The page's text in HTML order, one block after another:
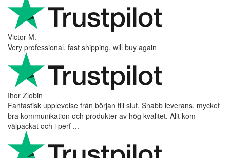
Victor M.
Very professional, fast shipping, will buy again
Ihor Zlobin
Fantastisk upplevelse från början till slut. Snabb leverans, mycket
bra kommunikation och produkter av hög kvalitet. Allt kom
välpackat och i perf ...